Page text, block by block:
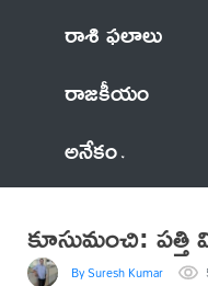
రాశి ఫలాలు
రాజకీయం
అనేకం
కూసుమంచి:
By Suresh Kumar